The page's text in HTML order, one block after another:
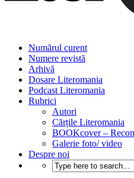
Numărul curent
Numere revistă
Arhivă
Dosare Literomania
Podcast Literomania
Rubrici
Autori
Cărțile Literomania
BOOKcover –
Galerie foto/ video
Despre noi